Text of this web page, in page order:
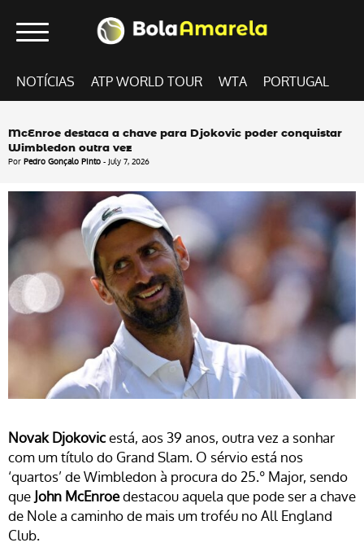
NOTÍCIAS ATP WORLD TOUR WTA PORTUGAL
McEnroe destaca a chave para Djokovic poder conquistar
Wimbledon outra vez
Por Pedro Gonçalo Pinto - July 7, 2026
Novak Djokovicestá, aos 39 anos, outra vez a sonhar
com um título do Grand Slam. O sérvio está nos
‘quartos’ de Wimbledon à procura do 25.º Major, sendo
queJohn McEnroedestacou aquela que pode ser a chave
de Nole a caminho de mais um troféu no All England
Club.